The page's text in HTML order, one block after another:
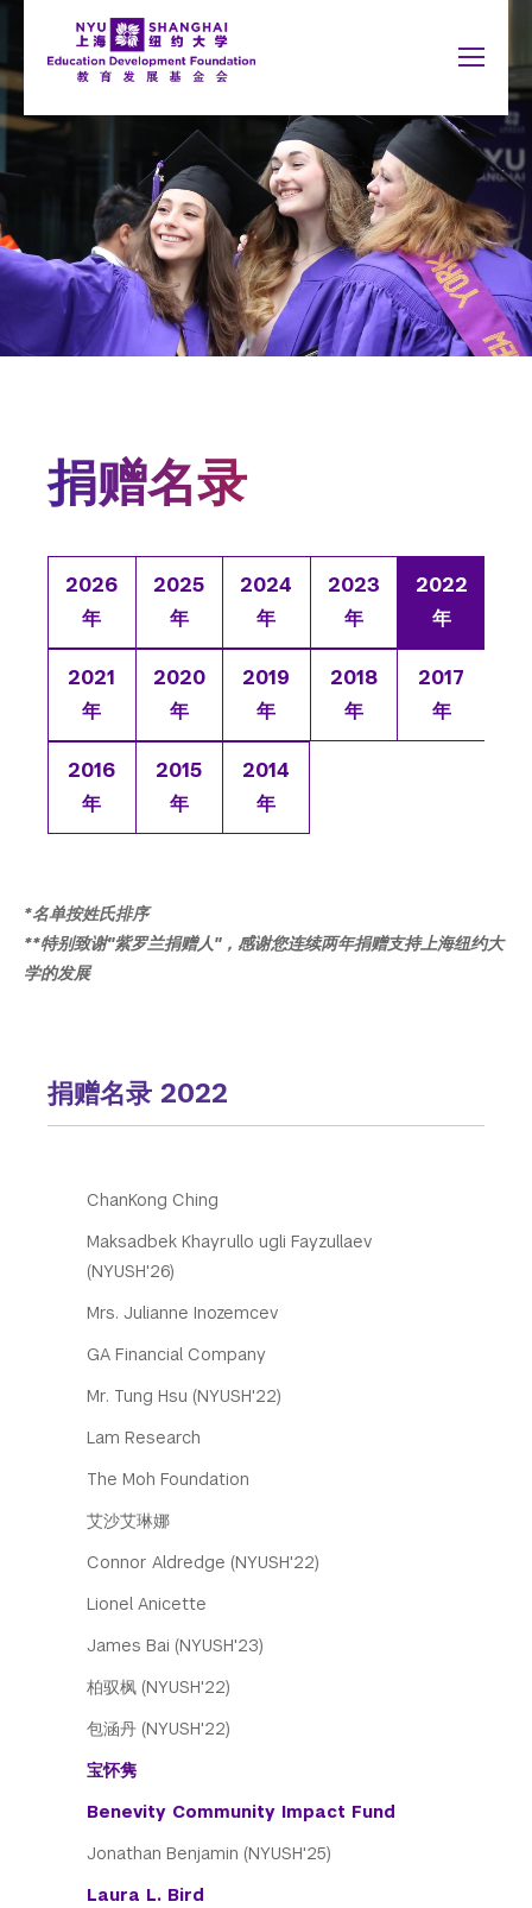
Jump to navigation
NYU Around the World
New York
Shanghai
Abu Dhabi
Accra
Berlin
Buenos Aires
Florence
Paris
Prague
Sydney
Tel Aviv
Schools
College of Arts and Science
College of Dentistry
College of Global Public Health
Courant Institute of Mathematical Sciences
Gallatin School of Individualized Study
Graduate School of Arts and Science
Institute for the Study of the Ancient World
Institute of Fine Arts
Leonard N. Stern School of Business
Liberal Studies Program
School of Law
Tandon School of Engineering
捐赠名录
2026
年
2025
年
2024
年
2023
年
2022
年
2021
年
2020
年
2019
年
2018
年
2017
年
2016
年
2015
年
2014
年
*名单按姓氏排序
**特别致谢"紫罗兰捐赠人"，感谢您连续两年捐赠支持上海纽约大
学的发展
捐赠名录 2022
ChanKong Ching
Maksadbek Khayrullo ugli Fayzullaev
(NYUSH'26)
Mrs. Julianne Inozemcev
GA Financial Company
Mr. Tung Hsu (NYUSH'22)
Lam Research
The Moh Foundation
艾沙艾琳娜
Connor Aldredge (NYUSH'22)
Lionel Anicette
James Bai (NYUSH'23)
柏驭枫 (NYUSH'22)
包涵丹 (NYUSH'22)
宝怀隽
Benevity Community Impact Fund
Jonathan Benjamin (NYUSH'25)
Laura L. Bird
我要捐赠
为何捐赠
捐赠用途
我要捐赠